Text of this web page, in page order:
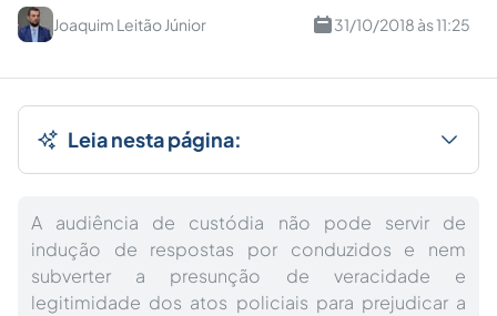
Joaquim Leitão Júnior 31/10/2018 às 11:25
Leia nesta página:
A audiência de custódia não pode servir de
indução de respostas por conduzidos e nem
subverter a presunção de veracidade e
legitimidade dos atos policiais para prejudicar a